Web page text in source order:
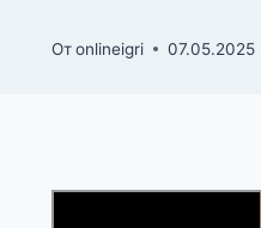
Отonlineigri 07.05.2025